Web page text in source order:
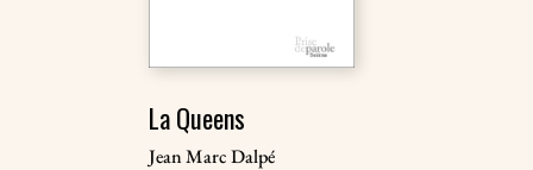
La Queens
Jean Marc Dalpé